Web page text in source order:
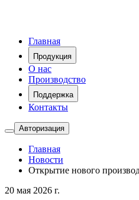
Главная
Продукция
О нас
Производство
Поддержка
Контакты
Авторизация
Главная
Новости
Открытие нового
20 мая 2026 г.